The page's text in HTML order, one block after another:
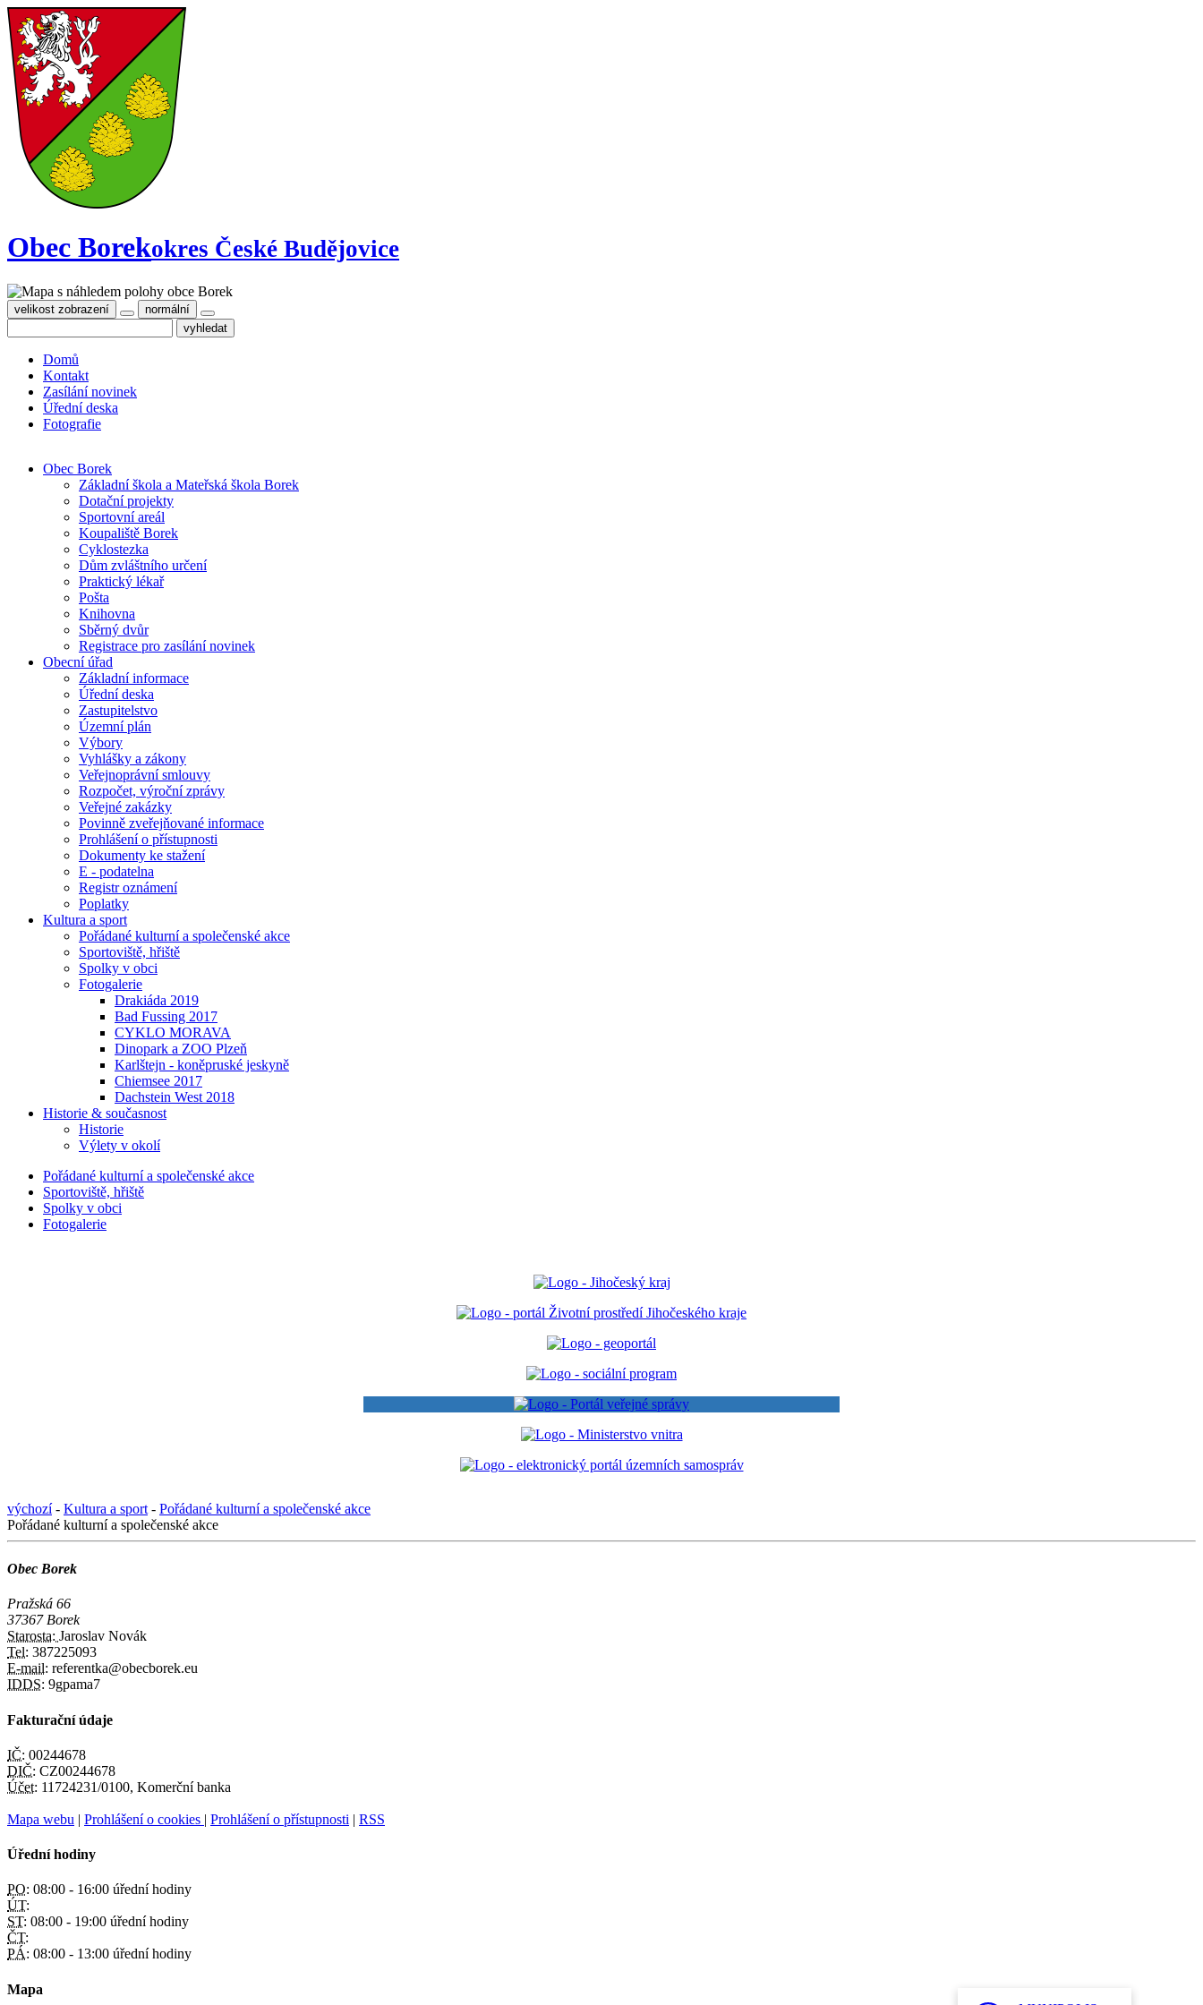
Obec Borekokres České Budějovice
velikost zobrazení normální
Domů
Kontakt
Zasílání novinek
Úřední deska
Fotografie
Obec Borek
Základní škola a Mateřská škola Borek
Dotační projekty
Sportovní areál
Koupaliště Borek
Cyklostezka
Dům zvláštního určení
Praktický lékař
Pošta
Knihovna
Sběrný dvůr
Registrace pro zasílání novinek
Obecní úřad
Základní informace
Úřední deska
Zastupitelstvo
Územní plán
Výbory
Vyhlášky a zákony
Veřejnoprávní smlouvy
Rozpočet, výroční zprávy
Veřejné zakázky
Povinně zveřejňované informace
Prohlášení o přístupnosti
Dokumenty ke stažení
E - podatelna
Registr oznámení
Poplatky
Kultura a sport
Pořádané kulturní a společenské akce
Sportoviště, hřiště
Spolky v obci
Fotogalerie
Drakiáda 2019
Bad Fussing 2017
CYKLO MORAVA
Dinopark a ZOO Plzeň
Karlštejn - koněpruské jeskyně
Chiemsee 2017
Dachstein West 2018
Historie & současnost
Historie
Výlety v okolí
Pořádané kulturní a společenské akce
Sportoviště, hřiště
Spolky v obci
Fotogalerie
výchozí- Kultura a sport - Pořádané kulturní a společenské akce
Pořádané kulturní a společenské akce
Obec Borek
Pražská 66
37367 Borek
Starosta: Jaroslav Novák
Tel: 387225093
E-mail: referentka@obecborek.eu
IDDS: 9gpama7
Fakturační údaje
IČ: 00244678
DIČ: CZ00244678
Účet: 11724231/0100, Komerční banka
Mapa webu | Prohlášení o cookies | Prohlášení o přístupnosti | RSS
Úřední hodiny
PO: 08:00 - 16:00 úřední hodiny
ÚT:
ST: 08:00 - 19:00 úřední hodiny
ČT:
PÁ: 08:00 - 13:00 úřední hodiny
Mapa